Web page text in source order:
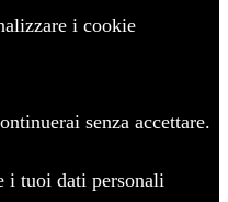
i cookie
senza accettare.
i tuoi dati personali